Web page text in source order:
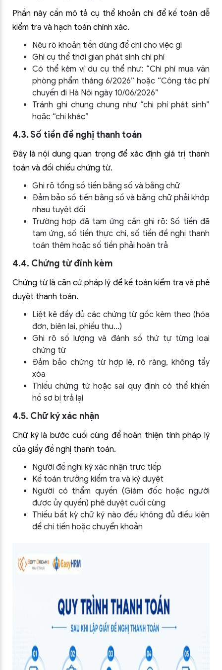
Phần này cần mô tả cụ thể khoản chi để kế toán dễ
kiểm tra và hạch toán chính xác.
Nêu rõ khoản tiền dùng để chi cho việc gì
Ghi cụ thể thời gian phát sinh chi phí
Có thể kèm ví dụ cụ thể như: “Chi phí mua văn
phòng phẩm tháng 6/2026” hoặc “Công tác phí
chuyến đi Hà Nội ngày 10/06/2026”
Tránh ghi chung chung như “chi phí phát sinh”
hoặc “chi khác”
4.3. Số tiền đề nghị thanh toán
Đây là nội dung quan trọng để xác định giá trị thanh
toán và đối chiếu chứng từ.
Ghi rõ tổng số tiền bằng số và bằng chữ
Đảm bảo số tiền bằng số và bằng chữ phải khớp
nhau tuyệt đối
Trường hợp đã tạm ứng cần ghi rõ: Số tiền đã
tạm ứng, số tiền thực chi, số tiền đề nghị thanh
toán thêm hoặc số tiền phải hoàn trả
4.4. Chứng từ đính kèm
Chứng từ là căn cứ pháp lý để kế toán kiểm tra và phê
duyệt thanh toán.
Liệt kê đầy đủ các chứng từ gốc kèm theo (hóa
đơn, biên lai, phiếu thu…)
Ghi rõ số lượng và đánh số thứ tự từng loại
chứng từ
Đảm bảo chứng từ hợp lệ, rõ ràng, không tẩy
xóa
Thiếu chứng từ hoặc sai quy định có thể khiến
hồ sơ bị trả lại
4.5. Chữ ký xác nhận
Chữ ký là bước cuối cùng để hoàn thiện tính pháp lý
của giấy đề nghị thanh toán.
Người đề nghị ký xác nhận trực tiếp
Kế toán trưởng kiểm tra và ký duyệt
Người có thẩm quyền (Giám đốc hoặc người
được ủy quyền) phê duyệt cuối cùng
Thiếu bất kỳ chữ ký nào đều không đủ điều kiện
để chi tiền hoặc chuyển khoản